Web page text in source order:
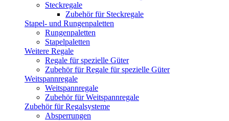
Steckregale
Zubehör für Steckregale
Stapel- und Rungenpaletten
Rungenpaletten
Stapelpaletten
Weitere Regale
Regale für spezielle Güter
Zubehör für Regale für spezielle Güter
Weitspannregale
Weitspannregale
Zubehör für Weitspannregale
Zubehör für Regalsysteme
Absperrungen